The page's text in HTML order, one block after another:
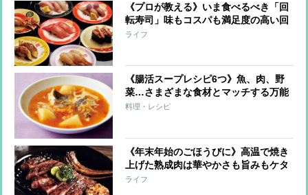
《プロが教える》いま食べるべき「回
転寿司」味もコスパも満足度の高い回
転寿司店＆自慢のネタを一挙紹介
ライフ
《腸活スープレシピ6つ》魚、肉、野
菜…さまざまな食材とマッチする万能
食材「キムチ」のスープで冬を乗り切
料理・レシピ
《年末年始のごほうびに》高温で焼き
上げた熟成肉は華やかさも旨みもケタ
違い【NY発絶品ステーキ名店】厳選5
ライフ